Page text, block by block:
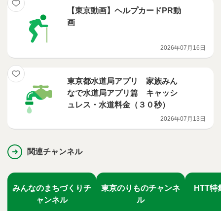
【東京動画】ヘルプカードPR動
画
2026年07月16日
東京都水道局アプリ 家族みん
なで水道局アプリ篇 キャッシ
ュレス・水道料金（３０秒）
2026年07月13日
関連チャンネル